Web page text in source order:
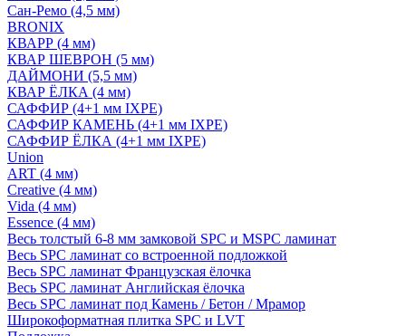
Сан-Ремо (4,5 мм)
BRONIX
КВАРР (4 мм)
КВАР ШЕВРОН (5 мм)
ДАЙМОНИ (5,5 мм)
КВАР ЁЛКА (4 мм)
САФФИР (4+1 мм IXPE)
САФФИР КАМЕНЬ (4+1 мм IXPE)
САФФИР ЁЛКА (4+1 мм IXPE)
Union
ART (4 мм)
Creative (4 мм)
Vida (4 мм)
Essence (4 мм)
Весь толстый 6-8 мм замковой SPC и MSPC ламинат
Весь SPC ламинат со встроенной подложкой
Весь SPC ламинат Французская ёлочка
Весь SPC ламинат Английская ёлочка
Весь SPC ламинат под Камень / Бетон / Мрамор
Широкоформатная плитка SPC и LVT